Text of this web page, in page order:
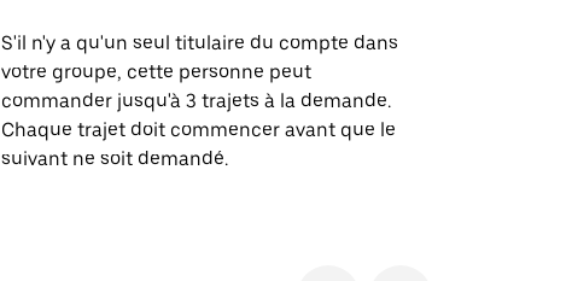
S'il n'y a qu'un seul titulaire du compte dans
votre groupe, cette personne peut
commander jusqu'à 3 trajets à la demande.
Chaque trajet doit commencer avant que le
suivant ne soit demandé.